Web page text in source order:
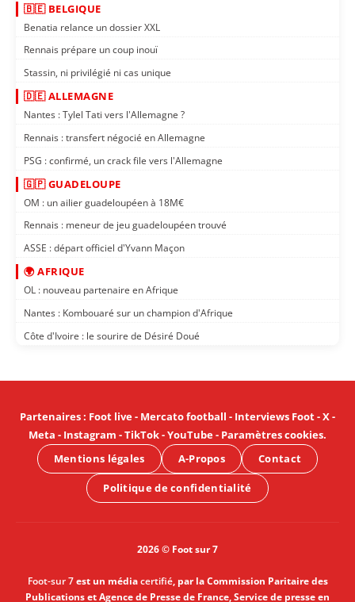
🇧🇪 BELGIQUE
Benatia relance un dossier XXL
Rennais prépare un coup inouï
Stassin, ni privilégié ni cas unique
🇩🇪 ALLEMAGNE
Nantes : Tylel Tati vers l'Allemagne ?
Rennais : transfert négocié en Allemagne
PSG : confirmé, un crack file vers l'Allemagne
🇬🇵 GUADELOUPE
OM : un ailier guadeloupéen à 18M€
Rennais : meneur de jeu guadeloupéen trouvé
ASSE : départ officiel d'Yvann Maçon
🌍 AFRIQUE
OL : nouveau partenaire en Afrique
Nantes : Kombouaré sur un champion d'Afrique
Côte d'Ivoire : le sourire de Désiré Doué
Partenaires: Foot live- Mercato football - Interviews Foot-X-
Meta - Instagram -TikTok-YouTube- Paramètres cookies.
Mentions légales
A-Propos Contact
Politique de confidentialité
2026 © Foot sur 7
Foot-sur 7est un médiacertifié, par la Commission Paritaire des
Publications et Agence de Presse de France, Service de presse en